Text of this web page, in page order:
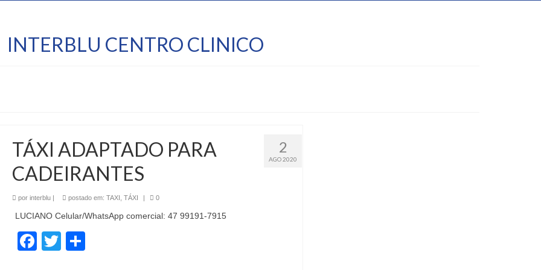
INTERBLU CENTRO CLINICO
2
AGO 2020
TÁXI ADAPTADO PARA
CADEIRANTES
por interblu| postado em: TAXI TÁXI | 0
LUCIANO Celular/WhatsApp comercial: 47 99191-7915
Facebook
Twitter